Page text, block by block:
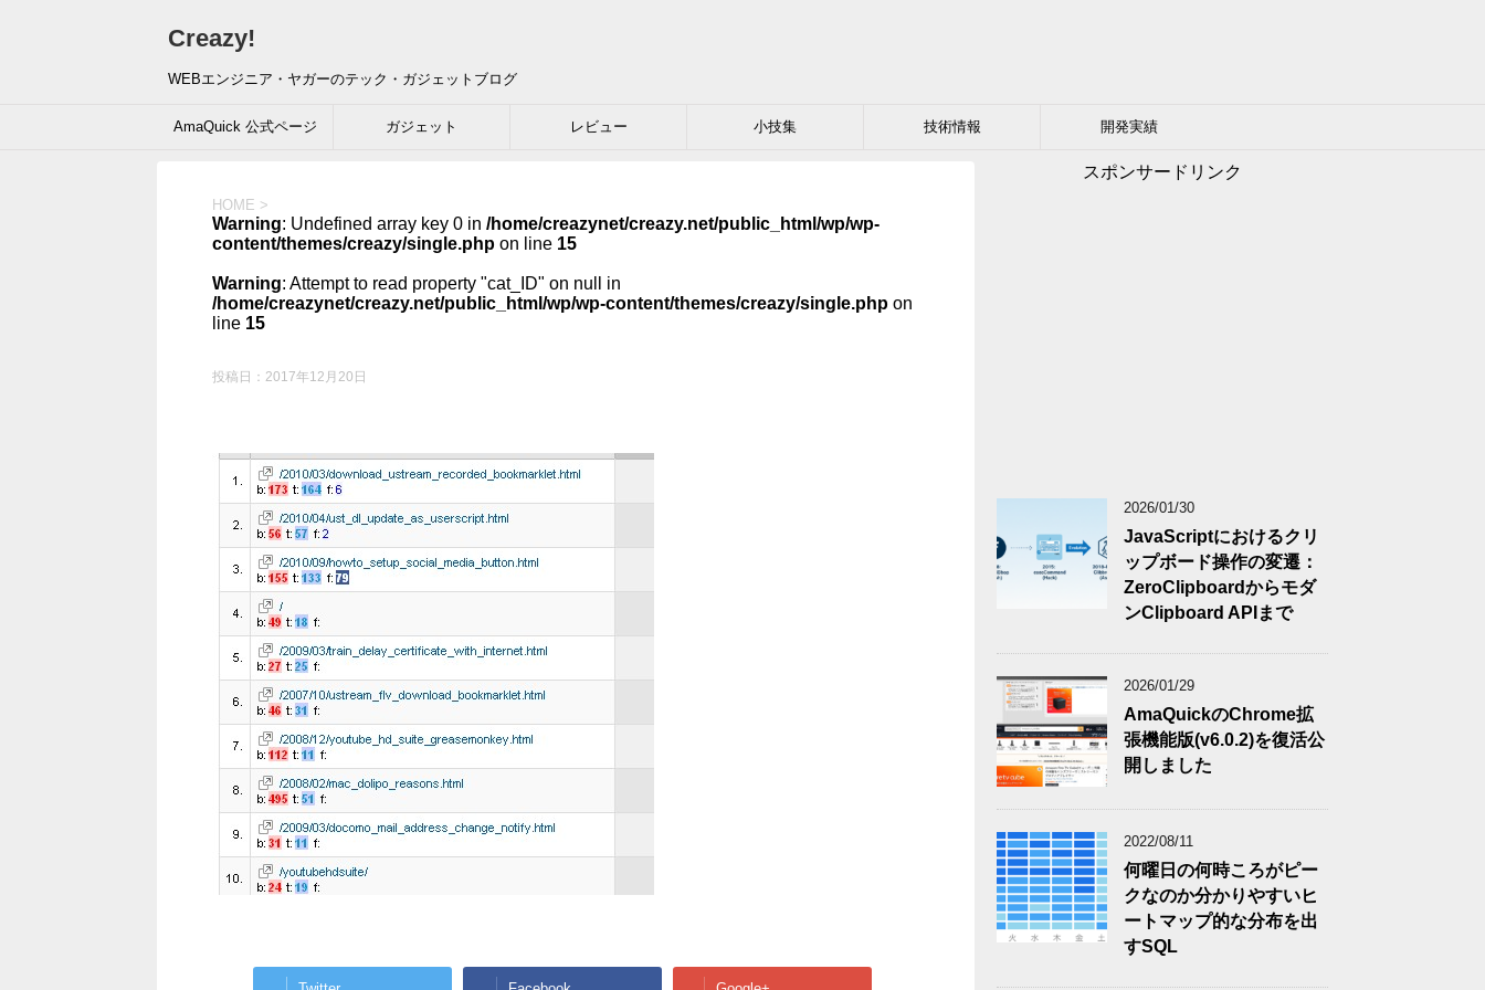
Creazy!
WEBエンジニア・ヤガーのテック・ガジェットブログ
AmaQuick 公式ページ ガジェット レビュー 小技集 技術情報 開発実績
HOME >
Warning: Undefined array key 0 in /home/creazynet/creazy.net/public_html/wp/wp-
content/themes/creazy/single.php on line 15
Warning: Attempt to read property "cat_ID" on null in
/home/creazynet/creazy.net/public_html/wp/wp-content/themes/creazy/single.php on
line 15
投稿日： 2017年12月20日
スポンサードリンク
2026/01/30
JavaScriptにおけるクリ
ップボード操作の変遷：
ZeroClipboardからモダ
ンClipboard APIまで
2026/01/29
AmaQuickのChrome拡
張機能版(v6.0.2)を復活公
開しました
2022/08/11
何曜日の何時ころがピー
クなのか分かりやすいヒ
ートマップ的な分布を出
すSQL